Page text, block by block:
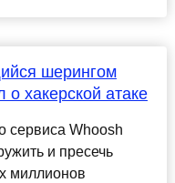
шерингом
хакерской атаке
сервиса Whoosh
и пресечь
миллионов